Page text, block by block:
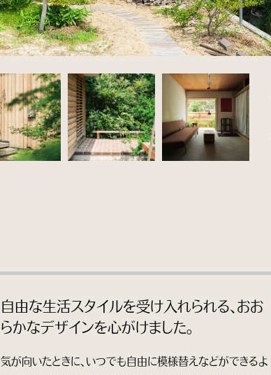
自由な生活スタイルを受け入れられる、おお
らかなデザインを心がけました。
気が向いたときに、いつでも自由に模様替えなどができるよ